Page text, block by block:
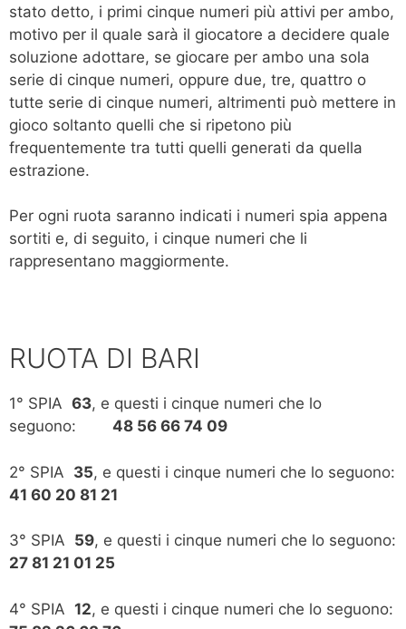
stato detto, i primi cinque numeri più attivi per ambo,
motivo per il quale sarà il giocatore a decidere quale
soluzione adottare, se giocare per ambo una sola
serie di cinque numeri, oppure due, tre, quattro o
tutte serie di cinque numeri, altrimenti può mettere in
gioco soltanto quelli che si ripetono più
frequentemente tra tutti quelli generati da quella
estrazione.
Per ogni ruota saranno indicati i numeri spia appena
sortiti e, di seguito, i cinque numeri che li
rappresentano maggiormente.
RUOTA DI BARI
1° SPIA 63, e questi i cinque numeri che lo
seguono: 48 56 66 74 09
2° SPIA 35, e questi i cinque numeri che lo seguono:
41 60 20 81 21
3° SPIA 59, e questi i cinque numeri che lo seguono:
27 81 21 01 25
4° SPIA 12, e questi i cinque numeri che lo seguono: